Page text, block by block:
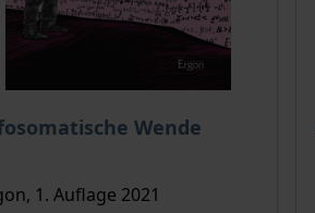
Produktoption auf der
Wende
Preis dieses Titels richtet sich
1. Auflage 2021